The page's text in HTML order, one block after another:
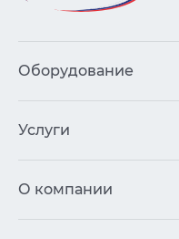
Оборудование
Услуги
О компании